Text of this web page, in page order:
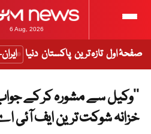
6 Aug, 2026
صفحۂ اول تازہ ترین پاکستان دنیا
’’وکیل سے مشورہ کر کے
خزانہ شوکت ترین ایف آئی